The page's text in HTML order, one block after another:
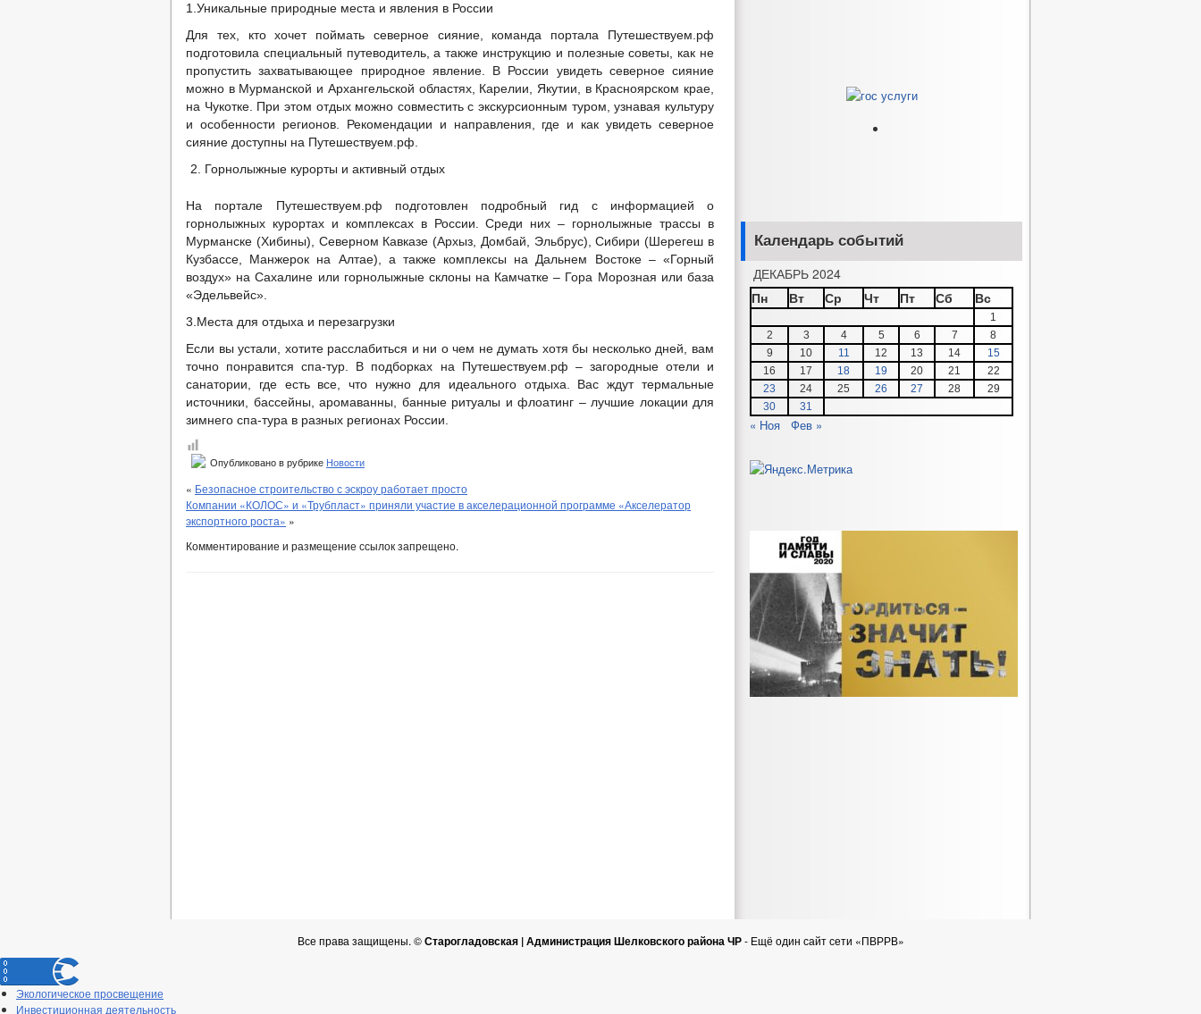
1.Уникальные природные места и явления в России
Для тех, кто хочет поймать северное сияние, команда портала Путешествуем.рф
подготовила специальный путеводитель, а также инструкцию и полезные советы, как не
пропустить захватывающее природное явление. В России увидеть северное сияние
можно в Мурманской и Архангельской областях, Карелии, Якутии, в Красноярском крае,
на Чукотке. При этом отдых можно совместить с экскурсионным туром, узнавая культуру
и особенности регионов. Рекомендации и направления, где и как увидеть северное
сияние доступны на Путешествуем.рф.
Горнолыжные курорты и активный отдых
На портале Путешествуем.рф подготовлен подробный гид с информацией о
горнолыжных курортах и комплексах в России. Среди них – горнолыжные трассы в
Мурманске (Хибины), Северном Кавказе (Архыз, Домбай, Эльбрус), Сибири (Шерегеш в
Кузбассе, Манжерок на Алтае), а также комплексы на Дальнем Востоке – «Горный
воздух» на Сахалине или горнолыжные склоны на Камчатке – Гора Морозная или база
«Эдельвейс».
3.Места для отдыха и перезагрузки
Если вы устали, хотите расслабиться и ни о чем не думать хотя бы несколько дней, вам
точно понравится спа-тур. В подборках на Путешествуем.рф – загородные отели и
санатории, где есть все, что нужно для идеального отдыха. Вас ждут термальные
источники, бассейны, аромаванны, банные ритуалы и флоатинг – лучшие локации для
зимнего спа-тура в разных регионах России.
Опубликовано в рубрике Новости
« Безопасное строительство с эскроу работает просто
Компании «КОЛОС» и «Трубпласт» приняли участие в акселерационной программе «Акселератор
экспортного роста» »
Комментирование и размещение ссылок запрещено.
Календарь событий
ДЕКАБРЬ 2024
Пн
Вт Ср Чт Пт Сб Вс
1
2
3 4 5 6 7
8
9
10 11 12 13 14
15
16
17 18 19 20 21
22
23
24 25 26 27 28
29
30
31
« Ноя Фев »
Все права защищены. ©Старогладовская | Администрация Шелковского района ЧР- Ещё один сайт сети «ПВРРВ»
Экологическое просвещение
Инвестиционная деятельность